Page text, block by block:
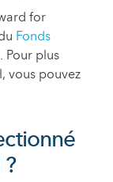
for
Fonds
Pour plus
vous pouvez